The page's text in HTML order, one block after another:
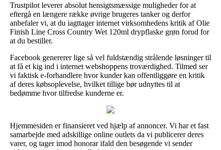
Trustpilot leverer absolut hensigtsmæssige muligheder for at
eftergå en længere række øvrige brugeres tanker og derfor
anbefaler vi, at du iagttager internet virksomhedens kritik af Olie
Finish Line Cross Country Wet 120ml drypflaske grøn forud for
at du bestiller.
Facebook genererer lige så vel fuldstændig strålende løsninger til
at få et kig ind i internet webshoppens troværdighed. Tilmed ser
vi faktisk e-forhandlere hvor kunder kan offentliggøre en kritik
af deres købsoplevelse, hvilket tillige bør udnyttes til at
bedømme hvor tilfredse kunderne er.
Hjemmesiden er finansieret ved hjælp af annoncer. Vi har et fast
samarbejde med adskillige online outlets da vi publicerer deres
varer, og tager imod honorar ifald den besøgende vi sender